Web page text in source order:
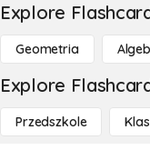
Explore
Geometria
Explore
Przedszkole